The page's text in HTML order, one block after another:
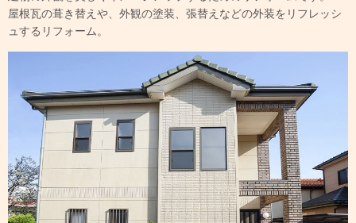
屋根瓦の葺き替えや、外観の塗装、張替えなどの外装をリフレッシ
ュするリフォーム。